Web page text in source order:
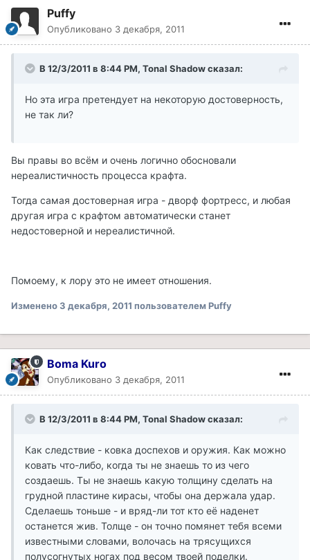
Puffy
Опубликовано 3 декабря, 2011
В 12/3/2011 в 8:44 PM, Tonal Shadow сказал:
Но эта игра претендует на некоторую достоверность,
не так ли?
Вы правы во всём и очень логично обосновали
нереалистичность процесса крафта.
Тогда самая достоверная игра - дворф фортресс, и любая
другая игра с крафтом автоматически станет
недостоверной и нереалистичной.
Помоему, к лору это не имеет отношения.
Изменено3 декабря, 2011 пользователем Puffy
Boma Kuro
Опубликовано 3 декабря, 2011
В 12/3/2011 в 8:44 PM, Tonal Shadow сказал:
Как следствие - ковка доспехов и оружия. Как можно
ковать что-либо, когда ты не знаешь то из чего
создаешь. Ты не знаешь какую толщину сделать на
грудной пластине кирасы, чтобы она держала удар.
Сделаешь тоньше - и вряд-ли тот кто её наденет
останется жив. Толще - он точно помянет тебя всеми
известными словами, волочась на трясущихся
полусогнутых ногах под весом твоей поделки.